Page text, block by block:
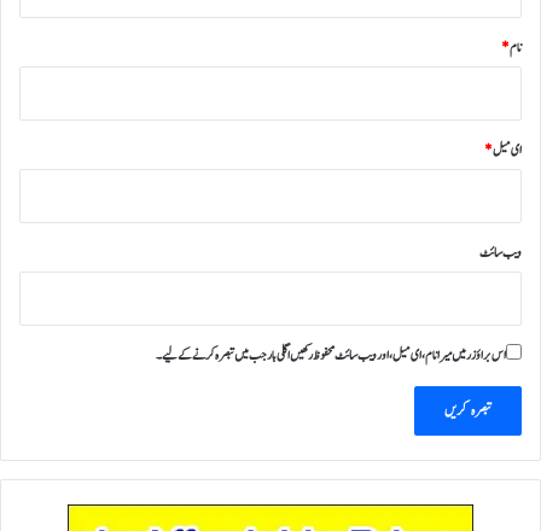
نام*
ای میل*
ویب‌ سائٹ
اس براؤزر میں میرا نام، ای میل، اور ویب سائٹ محفوظ رکھیں اگلی بار جب میں تبصرہ کرنے کےلیے۔